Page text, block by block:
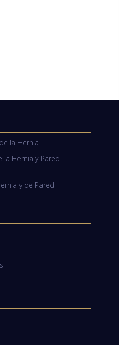
la Hernia
la Hernia y Pared
y de Pared